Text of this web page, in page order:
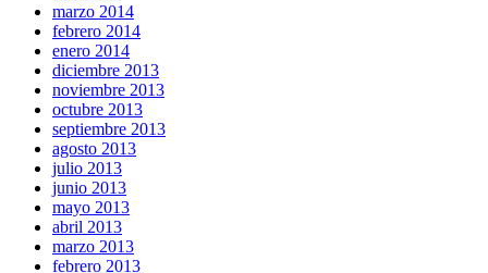
marzo 2014
febrero 2014
enero 2014
diciembre 2013
noviembre 2013
octubre 2013
septiembre 2013
agosto 2013
julio 2013
junio 2013
mayo 2013
abril 2013
marzo 2013
febrero 2013